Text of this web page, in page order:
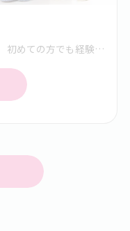
訪問看護ステーションのお仕事です。 初めての方でも経験豊富なスタッフが同行訪問し、丁寧に指導します。 初期研修や学会などの外部研修にも積極的に参加します。 スキルアップにより昇給もあり。 次事業所開設の管理者候補も目指せます。 電動自転車などで訪問看護利用者様のご自宅にうかがい、在宅看護/リハビリテーションサービスを提供します。ご利用者様は退院後のケアが必要な方、ターミナルケアの方々が中心となります。また、難病も実施しています。 訪問看護が初めての方でも同行訪問してスキルアップをサポートしますので、安心して働いていただけます。